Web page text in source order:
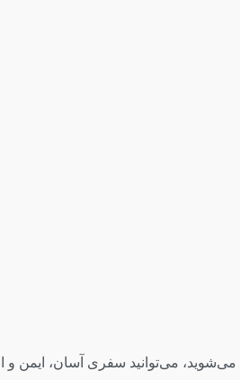
می‌توانید سفری آسان، ایمن و